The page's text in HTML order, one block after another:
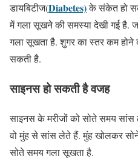
डायबिटीज(Diabetes)के संकेत हो
में गला सूखने की समस्या देखी गई है.
गला सूखता है. शुगर का स्तर कम
सकती है.
साइनस हो सकती है वजह
साइनस के मरीजों को सोते समय सांस
वो मुंह से सांस लेते हैं. मुंह खोलकर
सोते समय गला सूखता है.